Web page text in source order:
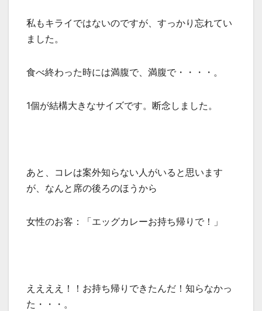
私もキライではないのですが、すっかり忘れてい
ました。
食べ終わった時には満腹で、満腹で・・・・。
1個が結構大きなサイズです。断念しました。
あと、コレは案外知らない人がいると思います
が、なんと席の後ろのほうから
女性のお客：「エッグカレーお持ち帰りで！」
ええええ！！お持ち帰りできたんだ！知らなかっ
た・・・。